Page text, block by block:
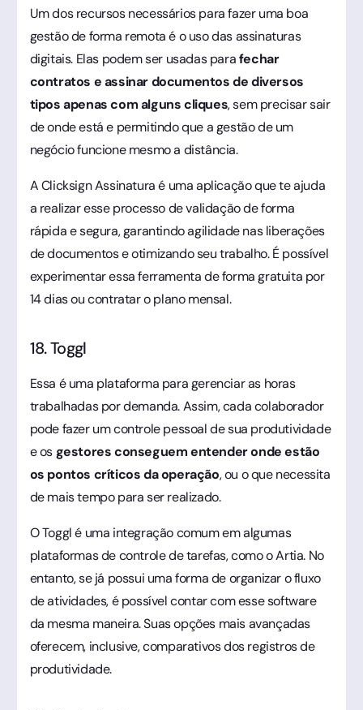
Um dos recursos necessários para fazer uma boa
gestão de forma remota é o uso das assinaturas
digitais. Elas podem ser usadas parafechar
contratos e assinar documentos de diversos
tipos apenas com alguns cliques, sem precisar sair
de onde está e permitindo que a gestão de um
negócio funcione mesmo a distância.
A Clicksign Assinatura é uma aplicação que te ajuda
a realizar esse processo de validação de forma
rápida e segura, garantindo agilidade nas liberações
de documentos e otimizando seu trabalho. É possível
experimentar essa ferramenta de forma gratuita por
14 dias ou contratar o plano mensal.
18. Toggl
Essa é uma plataforma para gerenciar as horas
trabalhadas por demanda. Assim, cada colaborador
pode fazer um controle pessoal de sua produtividade
e osgestores conseguem entender onde estão
os pontos críticos da operação, ou o que necessita
de mais tempo para ser realizado.
O Toggl é uma integração comum em algumas
plataformas de controle de tarefas, como o Artia. No
entanto, se já possui uma forma de organizar o fluxo
de atividades, é possível contar com esse software
da mesma maneira. Suas opções mais avançadas
oferecem, inclusive, comparativos dos registros de
produtividade.